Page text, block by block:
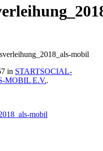
mobil
in STARTSOCIAL-
MOBIL E.V..